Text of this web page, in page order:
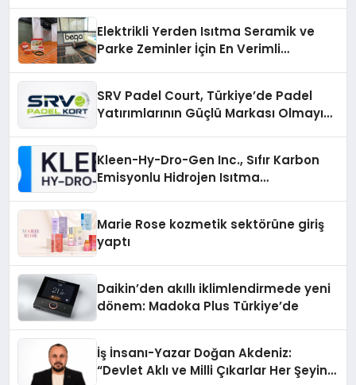
Elektrikli Yerden Isıtma Seramik ve
Parke Zeminler İçin En Verimli
SRV Padel Court, Türkiye’de Padel
Yatırımlarının Güçlü Markası Olmayı
Kleen-Hy-Dro-Gen Inc., Sıfır Karbon
Emisyonlu Hidrojen Isıtma
Marie Rose kozmetik sektörüne giriş
yaptı
Daikin’den akıllı iklimlendirmede yeni
dönem: Madoka Plus Türkiye’de
İş İnsanı-Yazar Doğan Akdeniz:
“Devlet Aklı ve Milli Çıkarlar Her Şeyin